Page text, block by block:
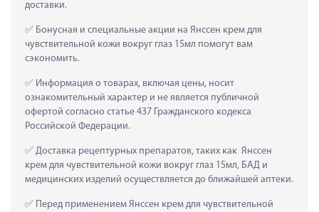
доставки.
Бонусная и специальные акции на Янссен крем для
чувствительной кожи вокруг глаз 15мл помогут вам
сэкономить.
Информация о товарах, включая цены, носит
ознакомительный характер и не является публичной
офертой согласно статье 437 Гражданского кодекса
Российской Федерации.
Доставка рецептурных препаратов, таких как  Янссен
крем для чувствительной кожи вокруг глаз 15мл, БАД и
медицинских изделий осуществляется до ближайшей аптеки.
Перед применением Янссен крем для чувствительной